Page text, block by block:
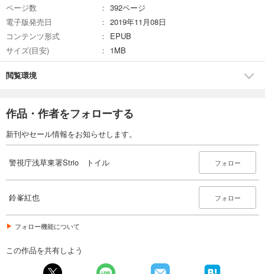
ページ数
392ページ
電子版発売日
2019年11月08日
コンテンツ形式
EPUB
サイズ(目安)
1MB
閲覧環境
作品・作者をフォローする
新刊やセール情報をお知らせします。
警視庁浅草東署Strio トイル フォロー
鈴峯紅也 フォロー
フォロー機能について
この作品を共有しよう